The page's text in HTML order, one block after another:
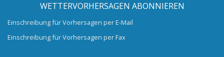
WETTERVORHERSAGEN ABONNIEREN
Einschreibung für Vorhersagen per E-Mail
Einschreibung für Vorhersagen per Fax